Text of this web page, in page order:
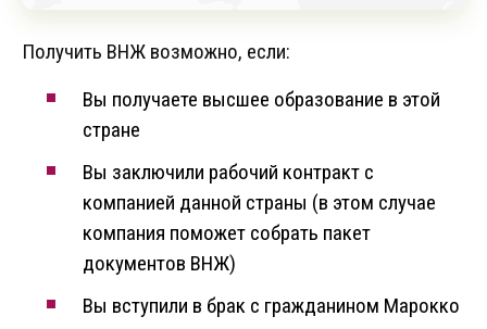
Получить ВНЖ возможно, если:
Вы получаете высшее образование в этой
стране
Вы заключили рабочий контракт с
компанией данной страны (в этом случае
компания поможет собрать пакет
документов ВНЖ)
Вы вступили в брак с гражданином Марокко